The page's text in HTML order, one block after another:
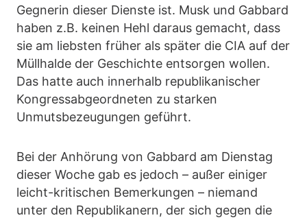
Gegnerin dieser Dienste ist. Musk und Gabbard
haben z.B. keinen Hehl daraus gemacht, dass
sie am liebsten früher als später die CIA auf der
Müllhalde der Geschichte entsorgen wollen.
Das hatte auch innerhalb republikanischer
Kongressabgeordneten zu starken
Unmutsbezeugungen geführt.
Bei der Anhörung von Gabbard am Dienstag
dieser Woche gab es jedoch – außer einiger
leicht-kritischen Bemerkungen – niemand
unter den Republikanern, der sich gegen die